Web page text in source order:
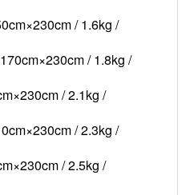
/ 1.6kg /
/ 1.8kg /
/ 2.1kg /
/ 2.3kg /
/ 2.5kg /